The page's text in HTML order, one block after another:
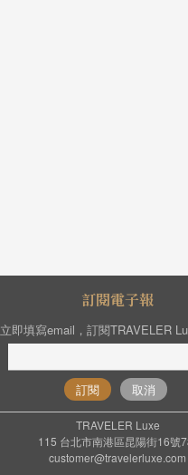
訂閱電子報
立即填寫email，訂閱TRAVELER
訂閱 取消
TRAVELER Luxe
115 台北市南港區昆陽街16號
customer@travelerluxe.com